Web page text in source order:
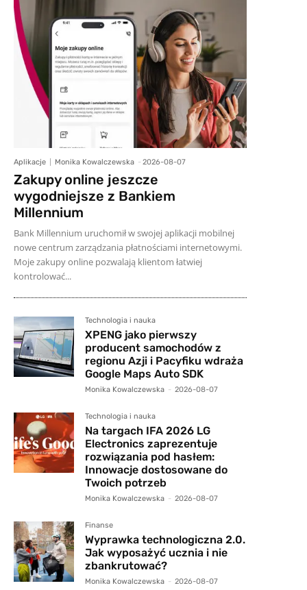
Aplikacje Monika Kowalczewska - 2026-08-07
Zakupy online jeszcze
wygodniejsze z Bankiem
Millennium
Bank Millennium uruchomił w swojej aplikacji mobilnej
nowe centrum zarządzania płatnościami internetowymi.
Moje zakupy online pozwalają klientom łatwiej
kontrolować...
Technologia i nauka
XPENG jako pierwszy
producent samochodów z
regionu Azji i Pacyfiku wdraża
Google Maps Auto SDK
Monika Kowalczewska - 2026-08-07
Technologia i nauka
Na targach IFA 2026 LG
Electronics zaprezentuje
rozwiązania pod hasłem:
Innowacje dostosowane do
Twoich potrzeb
Monika Kowalczewska - 2026-08-07
Finanse
Wyprawka technologiczna 2.0.
Jak wyposażyć ucznia i nie
zbankrutować?
Monika Kowalczewska - 2026-08-07